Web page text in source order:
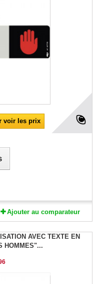
voir les prix
Ajouter au comparateur
AVEC TEXTE EN
HOMMES"...